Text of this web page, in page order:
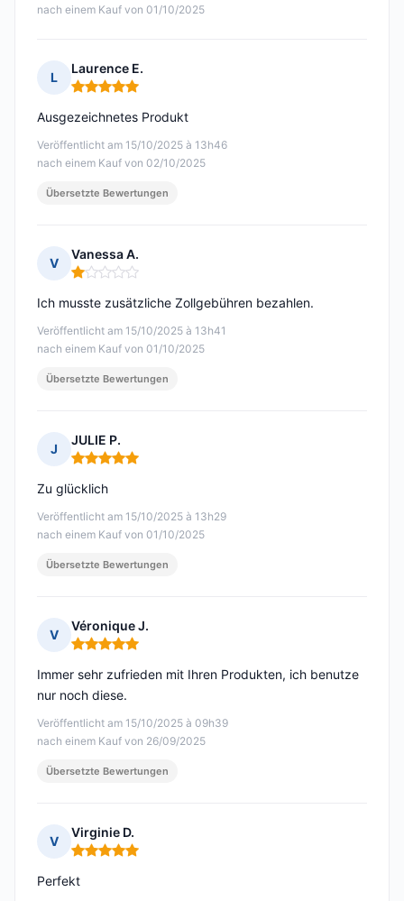
nach einem Kauf von 01/10/2025
L
Laurence E.
Hinweis: 5 von 5
Veröffentlicht am 15/10/2025 à 13h46
nach einem Kauf von 02/10/2025
Ausgezeichnetes Produkt
Übersetzte Bewertungen
V
Vanessa A.
Hinweis: 1 von 5
Veröffentlicht am 15/10/2025 à 13h41
nach einem Kauf von 01/10/2025
Ich musste zusätzliche Zollgebühren bezahlen.
Übersetzte Bewertungen
J
JULIE P.
Hinweis: 5 von 5
Veröffentlicht am 15/10/2025 à 13h29
nach einem Kauf von 01/10/2025
Zu glücklich
Übersetzte Bewertungen
V
Véronique J.
Hinweis: 5 von 5
Veröffentlicht am 15/10/2025 à 09h39
nach einem Kauf von 26/09/2025
Immer sehr zufrieden mit Ihren Produkten, ich benutze
nur noch diese.
Übersetzte Bewertungen
V
Virginie D.
Hinweis: 5 von 5
Perfekt